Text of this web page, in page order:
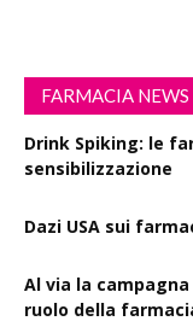
FARMACIA NEWS
Drink Spiking: le
sensibilizzazione
Dazi USA sui
Al via la
ruolo della